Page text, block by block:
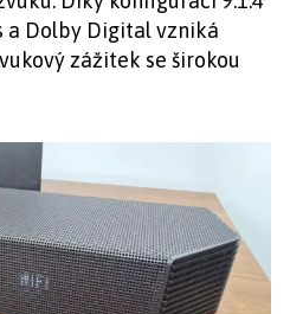
a Dolby Digital vzniká
zážitek se širokou